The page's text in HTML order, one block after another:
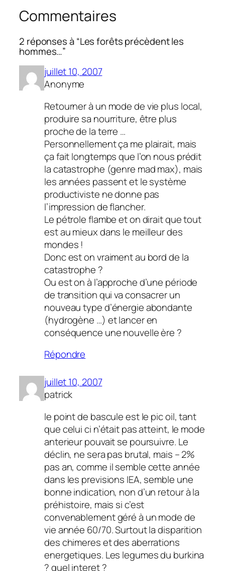
Commentaires
2 réponses à “Les forêts précèdent les
hommes…”
juillet 10, 2007
Anonyme
Retourner à un mode de vie plus local,
produire sa nourriture, être plus
proche de la terre …
Personnellement ça me plairait, mais
ça fait longtemps que l’on nous prédit
la catastrophe (genre mad max), mais
les années passent et le système
productiviste ne donne pas
l’impression de flancher.
Le pétrole flambe et on dirait que tout
est au mieux dans le meilleur des
mondes !
Donc est on vraiment au bord de la
catastrophe ?
Ou est on à l’approche d’une période
de transition qui va consacrer un
nouveau type d’énergie abondante
(hydrogène …) et lancer en
conséquence une nouvelle ère ?
Répondre
juillet 10, 2007
patrick
le point de bascule est le pic oil, tant
que celui ci n’était pas atteint, le mode
anterieur pouvait se poursuivre. Le
déclin, ne sera pas brutal, mais – 2%
pas an, comme il semble cette année
dans les previsions IEA, semble une
bonne indication, non d’un retour à la
préhistoire, mais si c’est
convenablement géré à un mode de
vie année 60/70. Surtout la disparition
des chimeres et des aberrations
energetiques. Les legumes du burkina
? quel interet ?